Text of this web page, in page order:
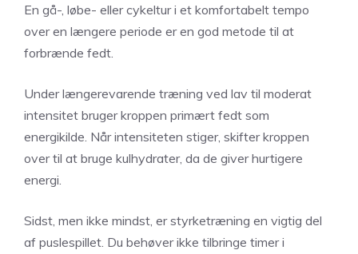
En gå-, løbe- eller cykeltur i et komfortabelt tempo
over en længere periode er en god metode til at
forbrænde fedt.
Under længerevarende træning ved lav til moderat
intensitet bruger kroppen primært fedt som
energikilde. Når intensiteten stiger, skifter kroppen
over til at bruge kulhydrater, da de giver hurtigere
energi.
Sidst, men ikke mindst, er styrketræning en vigtig del
af puslespillet. Du behøver ikke tilbringe timer i